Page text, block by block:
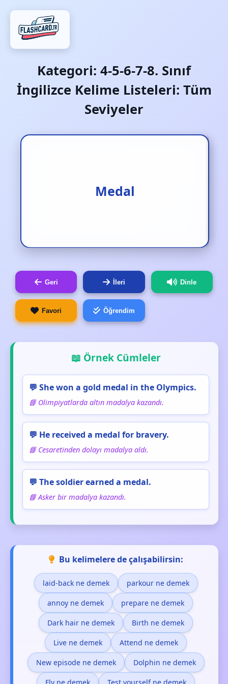
Kategori: 4-5-6-7-8. Sınıf
İngilizce Kelime Listeleri: Tüm
Seviyeler
Medal
Madalya
Geri İleri Dinle
Favori Öğrendim
📖 Örnek Cümleler
💬 She won a gold medal in the Olympics.
📘 Olimpiyatlarda altın madalya kazandı.
💬 He received a medal for bravery.
📘 Cesaretinden dolayı madalya aldı.
💬 The soldier earned a medal.
📘 Asker bir madalya kazandı.
Bu kelimelere de çalışabilirsin:
laid-back ne demek parkour ne demek
annoy ne demek prepare ne demek
Dark hair ne demek Birth ne demek
Live ne demek Attend ne demek
New episode ne demek Dolphin ne demek